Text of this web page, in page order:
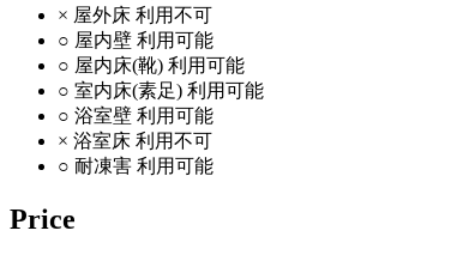
× 屋外床 利用不可
○ 屋内壁 利用可能
○ 屋内床(靴) 利用可能
○ 室内床(素足) 利用可能
○ 浴室壁 利用可能
× 浴室床 利用不可
○ 耐凍害 利用可能
Price